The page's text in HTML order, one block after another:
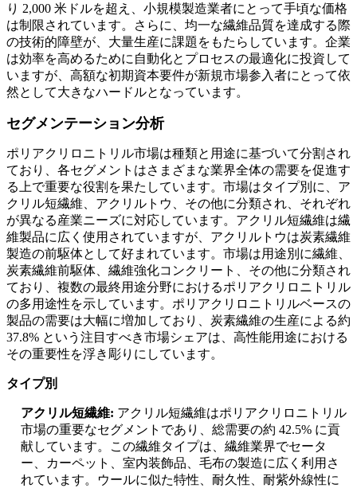
り 2,000 米ドルを超え、小規模製造業者にとって手頃な価格
は制限されています。さらに、均一な繊維品質を達成する際
の技術的障壁が、大量生産に課題をもたらしています。企業
は効率を高めるために自動化とプロセスの最適化に投資して
いますが、高額な初期資本要件が新規市場参入者にとって依
然として大きなハードルとなっています。
セグメンテーション分析
ポリアクリロニトリル市場は種類と用途に基づいて分割され
ており、各セグメントはさまざまな業界全体の需要を促進す
る上で重要な役割を果たしています。市場はタイプ別に、ア
クリル短繊維、アクリルトウ、その他に分類され、それぞれ
が異なる産業ニーズに対応しています。アクリル短繊維は繊
維製品に広く使用されていますが、アクリルトウは炭素繊維
製造の前駆体として好まれています。市場は用途別に繊維、
炭素繊維前駆体、繊維強化コンクリート、その他に分類され
ており、複数の最終用途分野におけるポリアクリロニトリル
の多用途性を示しています。ポリアクリロニトリルベースの
製品の需要は大幅に増加しており、炭素繊維の生産による約
37.8% という注目すべき市場シェアは、高性能用途における
その重要性を浮き彫りにしています。
タイプ別
アクリル短繊維: アクリル短繊維はポリアクリロニトリル
市場の重要なセグメントであり、総需要の約 42.5% に貢
献しています。この繊維タイプは、繊維業界でセータ
ー、カーペット、室内装飾品、毛布の製造に広く利用さ
れています。ウールに似た特性、耐久性、耐紫外線性に